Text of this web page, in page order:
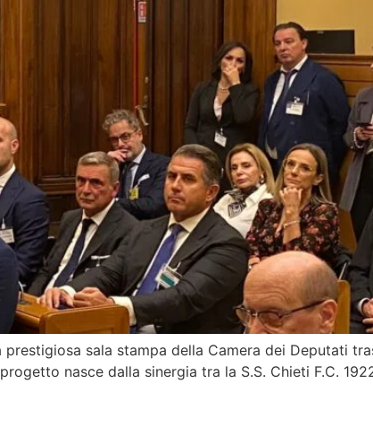
sala stampa della Camera dei Deputati
nasce dalla sinergia tra la S.S. Chieti F.C.